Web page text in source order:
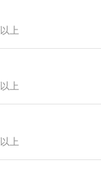
上
上
上